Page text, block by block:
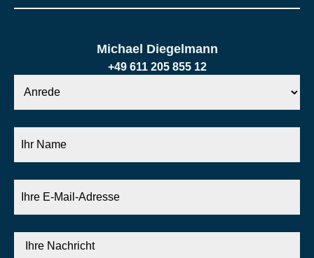
Michael Diegelmann
+49 611 205 855 12
Name
E-
Adresse
Nachricht